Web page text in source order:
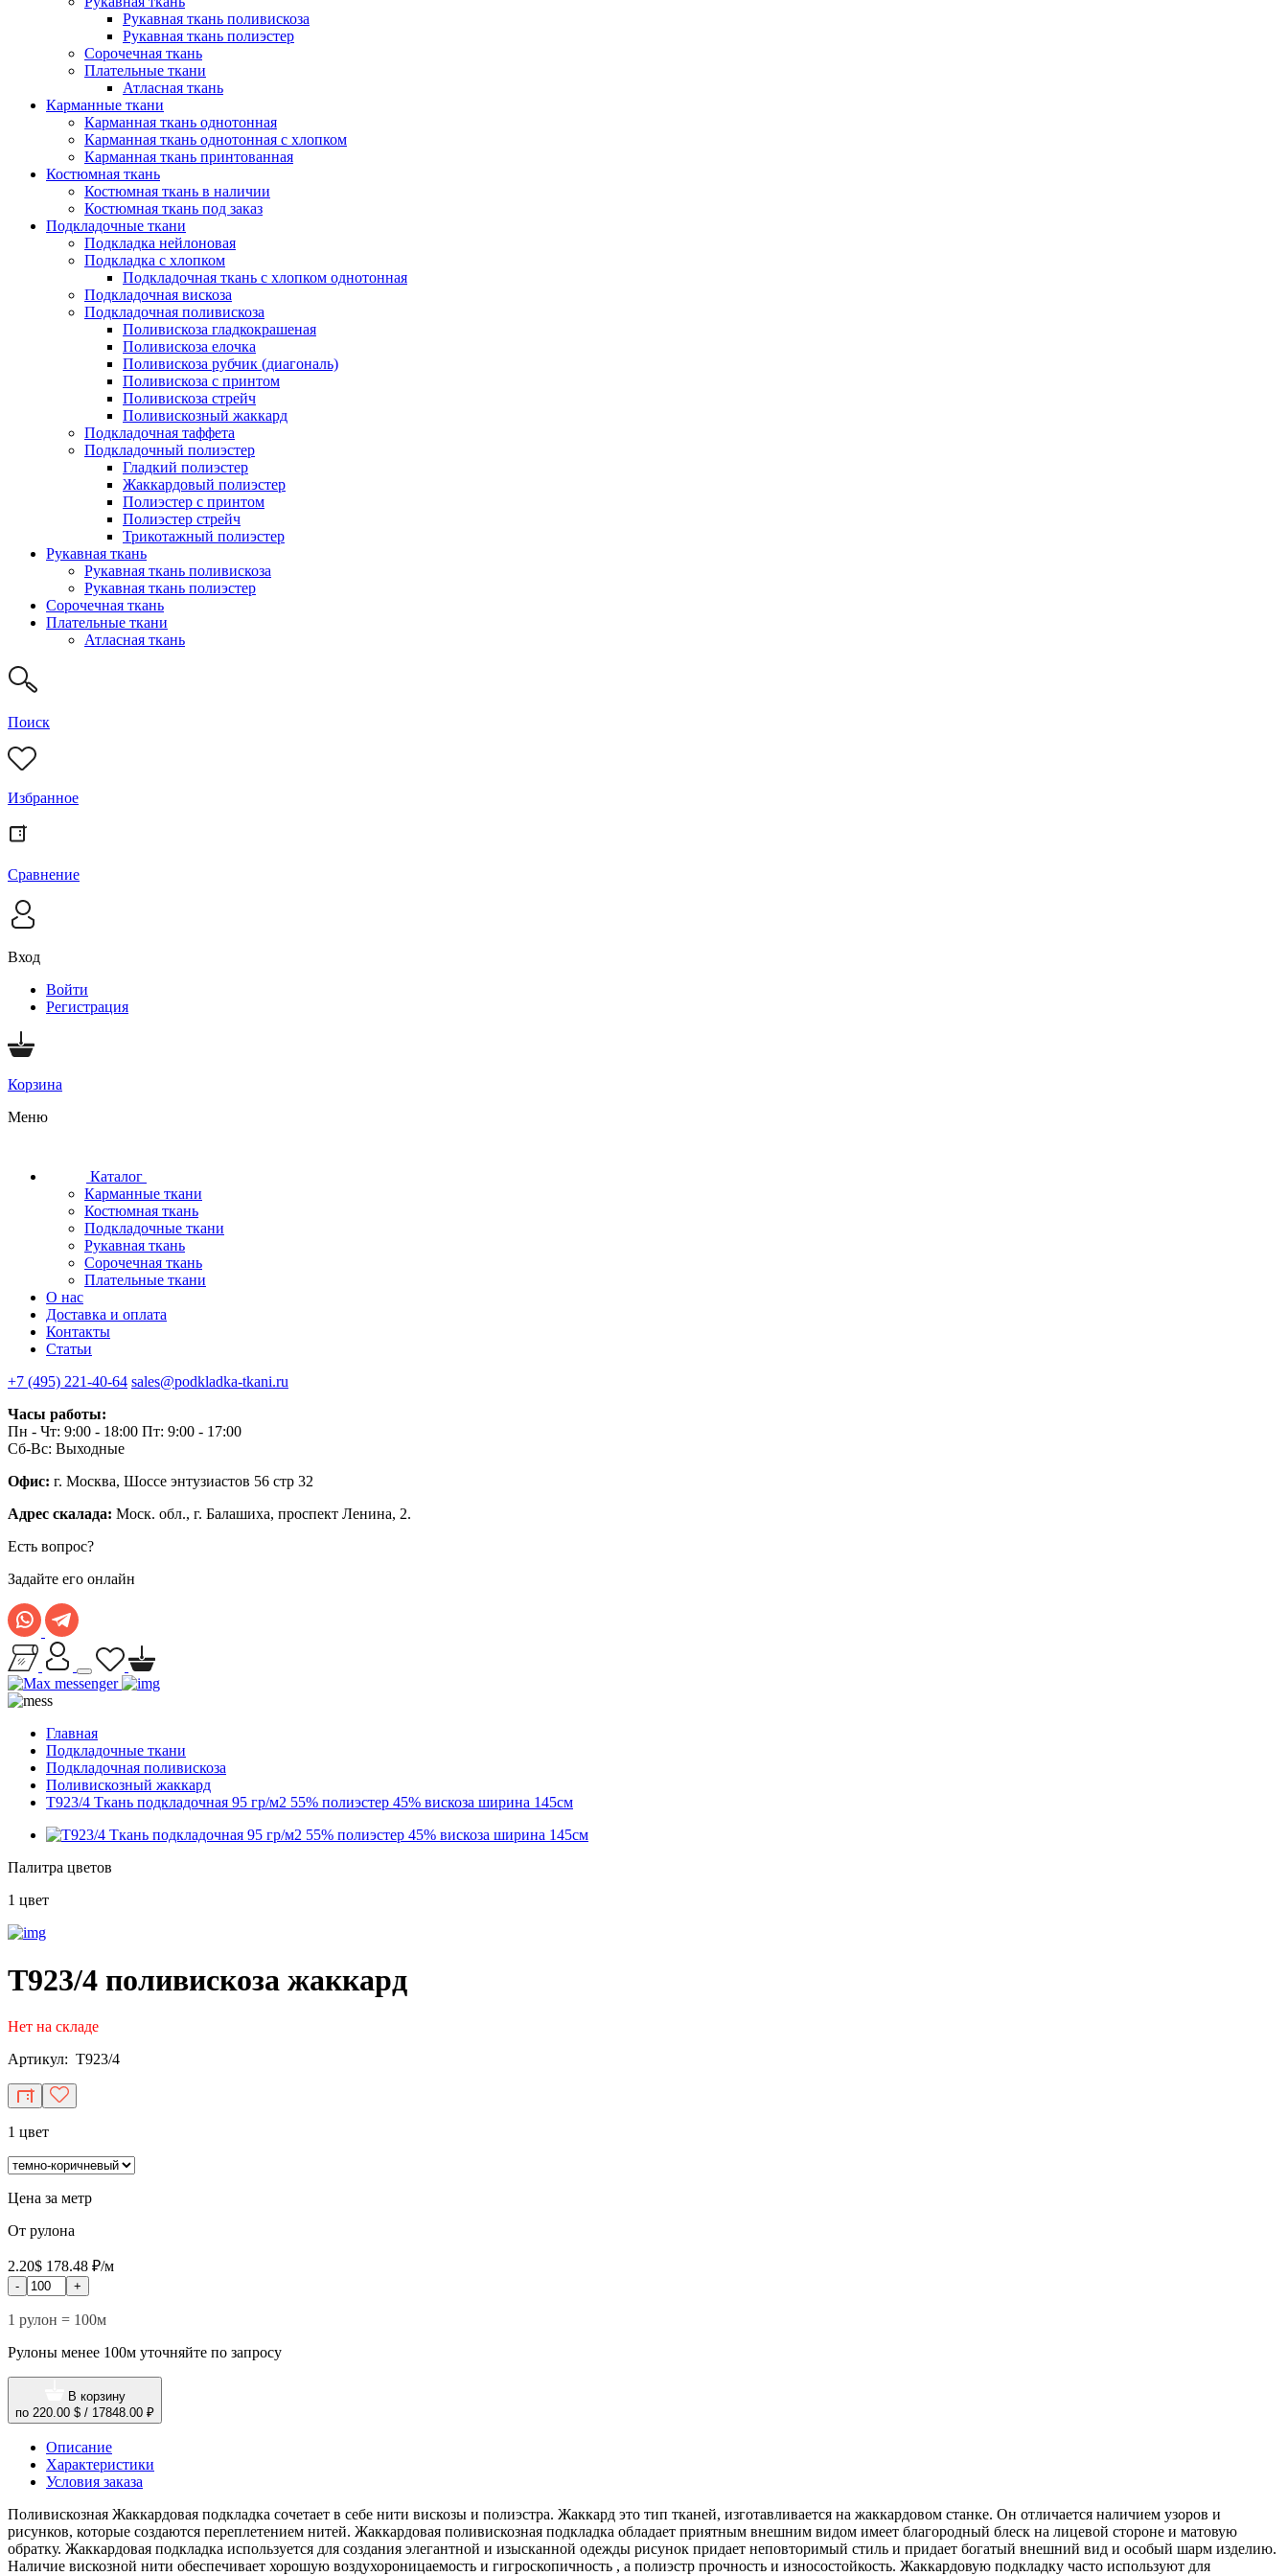
Рукавная ткань поливискоза
Рукавная ткань полиэстер
Сорочечная ткань
Плательные ткани
Атласная ткань
Карманные ткани
Карманная ткань однотонная
Карманная ткань однотонная с хлопком
Карманная ткань принтованная
Костюмная ткань
Костюмная ткань в наличии
Костюмная ткань под заказ
Подкладочные ткани
Подкладка нейлоновая
Подкладка с хлопком
Подкладочная ткань с хлопком однотонная
Подкладочная вискоза
Подкладочная поливискоза
Поливискоза гладкокрашеная
Поливискоза елочка
Поливискоза рубчик (диагональ)
Поливискоза с принтом
Поливискоза стрейч
Поливискозный жаккард
Подкладочная таффета
Подкладочный полиэстер
Гладкий полиэстер
Жаккардовый полиэстер
Полиэстер с принтом
Полиэстер стрейч
Трикотажный полиэстер
Рукавная ткань
Рукавная ткань поливискоза
Рукавная ткань полиэстер
Сорочечная ткань
Плательные ткани
Атласная ткань
Поиск
Избранное
Сравнение
Вход
Войти
Регистрация
Корзина
Меню
Каталог
Карманные ткани
Костюмная ткань
Подкладочные ткани
Рукавная ткань
Сорочечная ткань
Плательные ткани
О нас
Доставка и оплата
Контакты
Статьи
+7 (495) 221-40-64 sales@podkladka-tkani.ru
Часы работы:
Пн - Чт: 9:00 - 18:00 Пт: 9:00 - 17:00
Сб-Вс: Выходные
Офис: г. Москва, Шоссе энтузиастов 56 стр 32
Адрес скалада: Моск. обл., г. Балашиха, проспект Ленина, 2.
Есть вопрос?
Задайте его онлайн
Главная
Подкладочные ткани
Подкладочная поливискоза
Поливискозный жаккард
T923/4 Ткань подкладочная 95 гр/м2 55% полиэстер 45% вискоза ширина 145см
Палитра цветов
1 цвет
T923/4 поливискоза жаккард
Нет на складе
Артикул: T923/4
1 цвет
Цена за метр
От рулона
2.20$ 178.48 ₽/м
- +
1 рулон = 100м
Рулоны менее 100м уточняйте по запросу
В корзину
по 220.00 $ / 17848.00 ₽
Описание
Характеристики
Условия заказа
Поливискозная Жаккардовая подкладка сочетает в себе нити вискозы и полиэстра. Жаккард это тип тканей, изготавливается на жаккардовом станке. Он отличается наличием узоров и
рисунков, которые создаются переплетением нитей. Жаккардовая поливискозная подкладка обладает приятным внешним видом имеет благородный блеск на лицевой стороне и матовую
обратку. Жаккардовая подкладка используется для создания элегантной и изысканной одежды рисунок придает неповторимый стиль и придает богатый внешний вид и особый шарм изделию.
Наличие вискозной нити обеспечивает хорошую воздухороницаемость и гигроскопичность , а полиэстр прочность и износостойкость. Жаккардовую подкладку часто используют для